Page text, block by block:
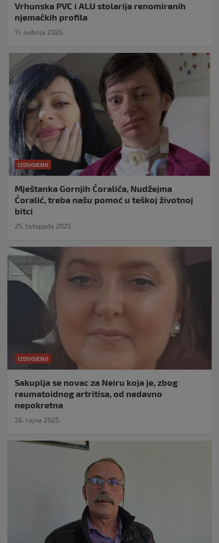
Vrhunska PVC i ALU stolarija renomiranih
njemačkih profila
11. svibnja 2026.
IZDVOJENO
Mještanka Gornjih Ćoralića, Nudžejma
Ćoralić, treba našu pomoć u teškoj životnoj
bitci
25. listopada 2025.
IZDVOJENO
Sakuplja se novac za Neiru koja je, zbog
reumatoidnog artritisa, od nedavno
nepokretna
26. rujna 2025.